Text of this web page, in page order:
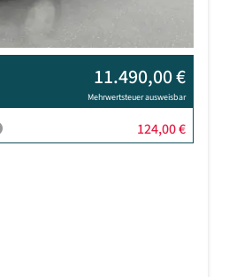
11.490,00 €
Mehrwertsteuer ausweisbar
124,00 €